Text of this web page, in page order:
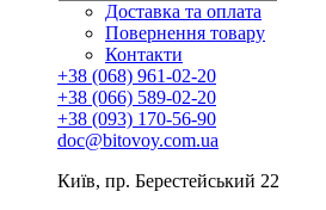
Доставка та оплата
Повернення товару
Контакти
+38 (068) 961-02-20
+38 (066) 589-02-20
+38 (093) 170-56-90
doc@bitovoy.com.ua
Київ, пр. Берестейський 22